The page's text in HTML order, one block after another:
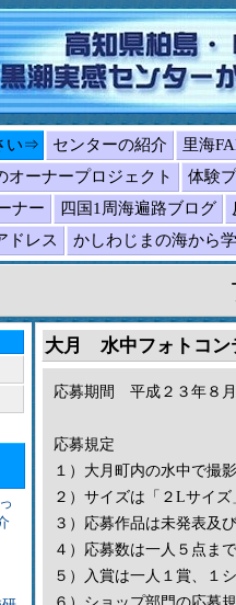
い⇒ センターの紹介 里海
オーナープロジェクト
体験
ナー 四国1周海遍路ブログ
ドレス
かしわじまの海から
大月 水中フォトコン
応募期間 平成２３年８月
応募規定
１）大月町内の水中で撮
２）サイズは「２Lサイ
３）応募作品は未発表及
４）応募数は一人５点ま
５）入賞は一人１賞、１